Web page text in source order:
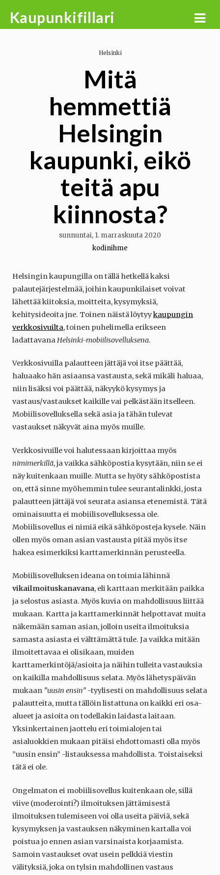
Kaupunkifillari
Helsinki
Mitä
hemmettiä
Helsingin
kaupunki, eikö
teitä apu
kiinnosta?
sunnuntai, 1. marraskuuta 2020
kodinihme
Helsingin kaupungilla on tällä hetkellä kaksi
palautejärjestelmää, joihin kaupunkilaiset voivat
lähettää kiitoksia, moitteita, kysymyksiä,
kehitysideoita jne. Toinen näistä löytyykaupungin
verkkosivuilta, toinen puhelimella erikseen
ladattavanaHelsinki-mobiilisovelluksena.
Verkkosivuilla palautteen jättäjä voi itse päättää,
haluaako hän asiaansa vastausta, sekä mikäli haluaa,
niin lisäksi voi päättää, näkyykö kysymys ja
vastaus/vastaukset kaikille vai pelkästään itselleen.
Mobiilisovelluksella sekä asia ja tähän tulevat
vastaukset näkyvät aina myös muille.
Verkkosivuille voi halutessaan kirjoittaa myös
nimimerkillä, ja vaikka sähköpostia kysytään, niin se ei
näy kuitenkaan muille. Mutta se hyöty sähköpostista
on, että sinne myöhemmin tulee seurantalinkki, josta
palautteen jättäjä voi seurata asiansa etenemistä. Tätä
ominaisuutta ei mobiilisovelluksessa ole.
Mobiilisovellus ei nimiä eikä sähköposteja kysele. Näin
ollen myös oman asian vastausta pitää myös itse
hakea esimerkiksi karttamerkinnän perusteella.
Mobiilisovelluksen ideana on toimia lähinnä
vikailmoituskanavana, eli karttaan merkitään paikka
ja selostus asiasta. Myös kuvia on mahdollisuus liittää
mukaan. Kartta ja karttamerkinnät helpottavat muita
näkemään saman asian, jolloin useita ilmoituksia
samasta asiasta ei välttämättä tule. Ja vaikka mitään
ilmoitettavaa ei olisikaan, muiden
karttamerkintöjä/asioita ja näihin tulleita vastauksia
on kaikilla mahdollisuus selata. Myös lähetyspäivän
mukaan ”uusin ensin” -tyylisesti on mahdollisuus selata
palautteita, mutta tällöin listattuna on kaikki eri osa-
alueet ja asioita on todellakin laidasta laitaan.
Yksinkertainen jaottelu eri toimialojen tai
asialuokkien mukaan pitäisi ehdottomasti olla myös
”uusin ensin” -listauksessa mahdollista. Toistaiseksi
tätä ei ole.
Ongelmaton ei mobiilisovellus kuitenkaan ole, sillä
viive (moderointi?) ilmoituksen jättämisestä
ilmoituksen tulemiseen voi olla useita päiviä, sekä
kysymyksen ja vastauksen näkyminen kartalla voi
poistua jo ennen asian varsinaista korjaamista.
Samoin vastaukset ovat usein pelkkiä viestin
välityksiä, joka on tylsin mahdollinen vastaus